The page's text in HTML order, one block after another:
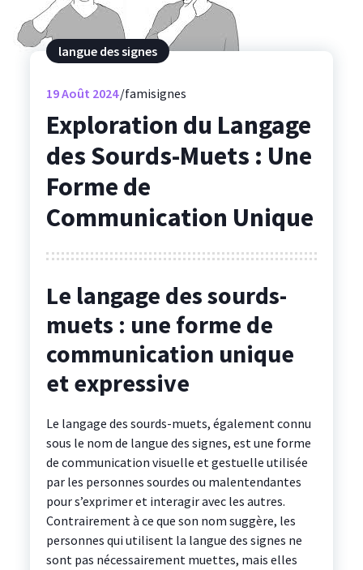
langue des signes
19Août 2024 famisignes
Exploration du Langage
des Sourds-Muets : Une
Forme de
Communication Unique
Le langage des sourds-
muets : une forme de
communication unique
et expressive
Le langage des sourds-muets, également connu
sous le nom de langue des signes, est une forme
de communication visuelle et gestuelle utilisée
par les personnes sourdes ou malentendantes
pour s’exprimer et interagir avec les autres.
Contrairement à ce que son nom suggère, les
personnes qui utilisent la langue des signes ne
sont pas nécessairement muettes, mais elles